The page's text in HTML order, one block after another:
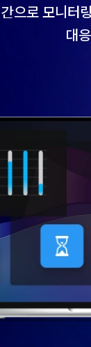
으로 모니터
대